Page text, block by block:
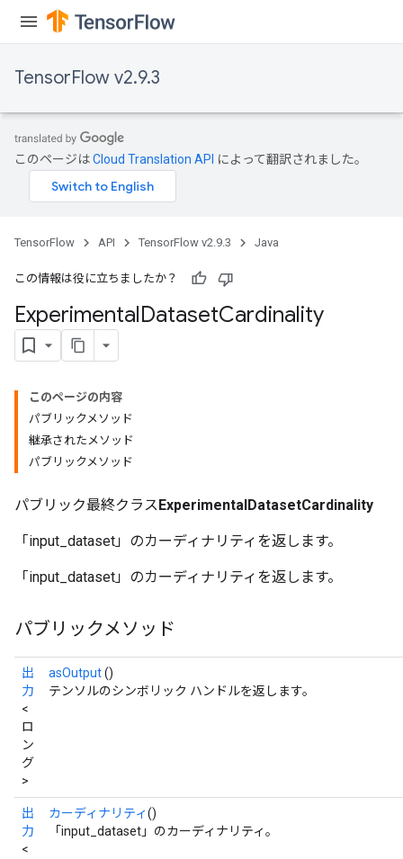
TensorFlow v2.9.3
このページはCloud Translation API によって翻訳されました。
TensorFlow API TensorFlow v2.9.3 Java
この情報は役に立ちましたか？
ExperimentalDatasetCardinality
このページの内容
パブリックメソッド
継承されたメソッド
パブリックメソッド
パブリック最終クラスExperimentalDatasetCardinality
「input_dataset」のカーディナリティを返します。
「input_dataset」のカーディナリティを返します。
パブリックメソッド
出
力
<
ロ
ン
グ
>
asOutput()
テンソルのシンボリック ハンドルを返します。
出
力
<
カーディナリティ()
「input_dataset」のカーディナリティ。